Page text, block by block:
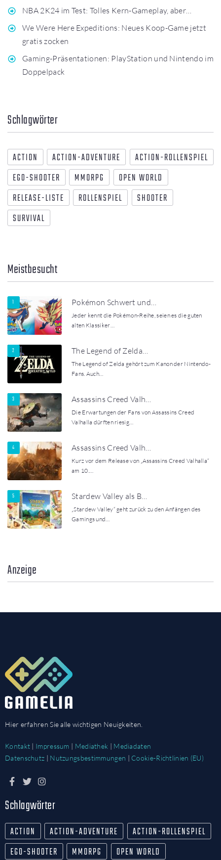
NBA 2K24 im Test: Tolles Kern-Gameplay, aber…
We Were Here Expeditions: Neues Koop-Game jetzt
gratis zocken
Gaming-Präsentationen: PlayStation und Nintendo im
Doppelpack
Schlagwörter
ACTION ACTION-ADVENTURE
ACTION-ROLLENSPIEL
EGO-SHOOTER
MMORPG
OPEN WORLD
RELEASE-LISTE
ROLLENSPIEL
SHOOTER
SURVIVAL
Meistbesucht
Pokémon Schwert und…
Jeder kennt die Pokémon-Reihe, seien es die guten
alten Klassiker…
The Legend of Zelda…
The Legend of Zelda gehört zum Kanon der Nintendo-
Fans. Auch…
Assassins Creed Valh…
Die Erwartungen der Fans von Assassins Creed
Valhalla dürften riesig…
Assassins Creed Valh…
Kurz vor dem Release von „Assassins Creed Valhalla“
am 10.…
Stardew Valley als B…
„Stardew Valley“ geht zurück zu den Anfängen des
Gamings und…
Anzeige
Hier erfahren Sie alle wichtigen Neuigkeiten.
Kontakt | Impressum | Mediathek | Mediadaten
Datenschutz | Nutzungsbestimmungen | Cookie-Richtlinien (EU)
Schlagwörter
ACTION ACTION-ADVENTURE
ACTION-ROLLENSPIEL
EGO-SHOOTER
MMORPG OPEN WORLD